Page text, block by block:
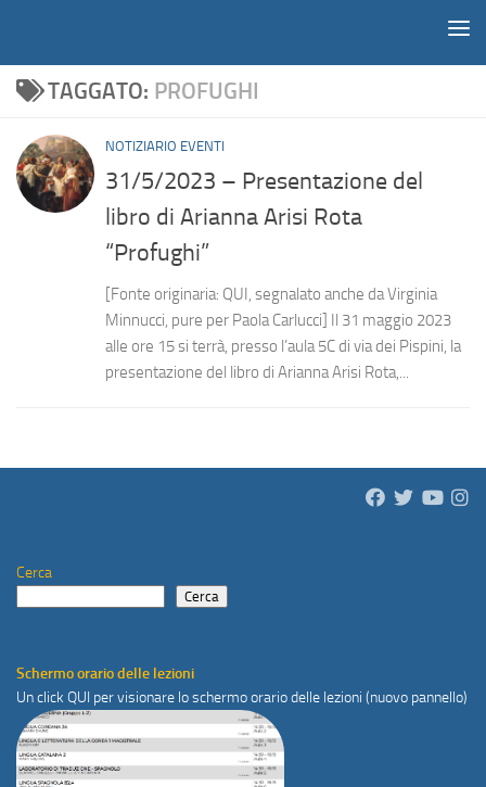
TAGGATO: PROFUGHI
NOTIZIARIO EVENTI
31/5/2023 – Presentazione del
libro di Arianna Arisi Rota
“Profughi”
[Fonte originaria: QUI, segnalato anche da Virginia
Minnucci, pure per Paola Carlucci] Il 31 maggio 2023
alle ore 15 si terrà, presso l’aula 5C di via dei Pispini, la
presentazione del libro di Arianna Arisi Rota,...
Cerca
Cerca
Schermo orario delle lezioni
Un click QUI per visionare lo schermo orario delle lezioni (nuovo pannello)